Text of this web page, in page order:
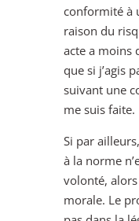
conformité à
raison du
acte a moins
que si j’agis
suivant une
me suis faite.
Si par
à la norme
volonté,
morale. Le